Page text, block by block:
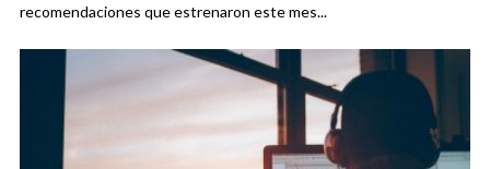
recomendaciones que estrenaron este mes...